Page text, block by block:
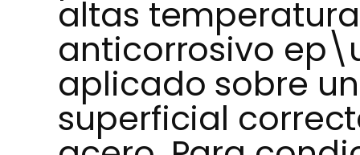
altas
anticorrosivo
aplicado sobre
superficial